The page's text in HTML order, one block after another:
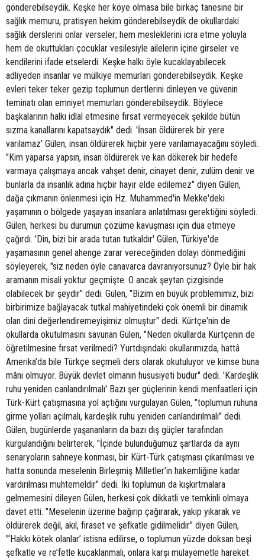
gönderebilseydik. Keşke her köye olmasa bile birkaç tanesine bir
sağlık memuru, pratisyen hekim gönderebilseydik de okullardaki
sağlık derslerini onlar verseler; hem mesleklerini icra etme yoluyla
hem de okuttukları çocuklar vesilesiyle ailelerin içine girseler ve
kendilerini ifade etselerdi. Keşke halkı öyle kucaklayabilecek
adliyeden insanlar ve mülkiye memurları gönderebilseydik. Keşke
evleri teker teker gezip toplumun dertlerini dinleyen ve güvenin
teminatı olan emniyet memurları gönderebilseydik. Böylece
başkalarının halkı idlal etmesine fırsat vermeyecek şekilde bütün
sızma kanallarını kapatsaydık" dedi. 'İnsan öldürerek bir yere
varılamaz' Gülen, insan öldürerek hiçbir yere varılamayacağını söyledi.
"Kim yaparsa yapsın, insan öldürerek ve kan dökerek bir hedefe
varmaya çalışmaya ancak vahşet denir, cinayet denir, zulüm denir ve
bunlarla da insanlık adına hiçbir hayır elde edilemez" diyen Gülen,
dağa çıkmanın önlenmesi için Hz. Muhammed'in Mekke'deki
yaşamının o bölgede yaşayan insanlara anlatılması gerektiğini söyledi.
Gülen, herkesi bu durumun çözüme kavuşması için dua etmeye
çağırdı. 'Din, bizi bir arada tutan tutkaldır' Gülen, Türkiye'de
yaşamasının genel ahenge zarar vereceğinden dolayı dönmediğini
söyleyerek, "siz neden öyle canavarca davranıyorsunuz? Öyle bir hak
aramanın misali yoktur geçmişte. O ancak şeytan çizgisinde
olabilecek bir şeydir" dedi. Gülen, "Bizim en büyük problemimiz, bizi
birbirimize bağlayacak tutkal mahiyetindeki çok önemli bir dinamik
olan dini değerlendiremeyişimiz olmuştur" dedi. Kürtçe'nin de
okullarda okutulmasını savunan Gülen, "Neden okullarda Kürtçenin de
öğretilmesine fırsat verilmedi? Yurtdışındaki okullarımızda, hattâ
Amerika’da bile Türkçe seçmeli ders olarak okutuluyor ve kimse buna
mâni olmuyor. Büyük devlet olmanın hususiyeti budur" dedi. 'Kardeşlik
ruhu yeniden canlandırılmalı' Bazı şer güçlerinin kendi menfaatleri için
Türk-Kürt çatışmasına yol açtığını vurgulayan Gülen, "toplumun ruhuna
girme yolları açılmalı, kardeşlik ruhu yeniden canlandırılmalı" dedi.
Gülen, bugünlerde yaşananların da bazı dış güçler tarafından
kurgulandığını belirterek, "İçinde bulunduğumuz şartlarda da aynı
senaryoların sahneye konması, bir Kürt-Türk çatışması çıkarılması ve
hatta sonunda meselenin Birleşmiş Milletler’in hakemliğine kadar
vardırılması muhtemeldir" dedi. İki toplumun da kışkırtmalara
gelmemesini dileyen Gülen, herkesi çok dikkatli ve temkinli olmaya
davet etti. "Meselenin üzerine bağırıp çağırarak, yakıp yıkarak ve
öldürerek değil, akıl, firaset ve şefkatle gidilmelidir" diyen Gülen,
"‘Hakkı kötek olanlar’ istisna edilirse, o toplumun yüzde doksan beşi
şefkatle ve re’fetle kucaklanmalı, onlara karşı mülayemetle hareket